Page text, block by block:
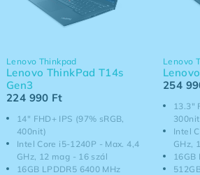
14" FHD+ IPS (97% sRGB,
400nit)
Intel Core i5-1240P - Max. 4,4
GHz, 12 mag - 16 szál
16GB LPDDR5 6400 MHz
Lenovo Thinkpad
Lenovo ThinkPad T14s
Gen3
224 990 Ft
13.3"
Intel
GHz,
16GB
Lenovo
254